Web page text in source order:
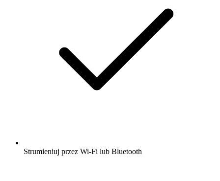
Strumieniuj przez Wi-Fi lub Bluetooth